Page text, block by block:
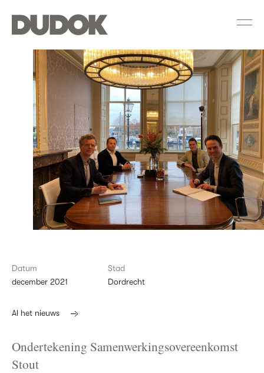
Dudok
Groep
nieuws
Ondertekening
Samenwerkingsovereenkomst
Stout
Datum
december 2021
Stad
Dordrecht
Al het nieuws
Ondertekening Samenwerkingsovereenkomst
Stout